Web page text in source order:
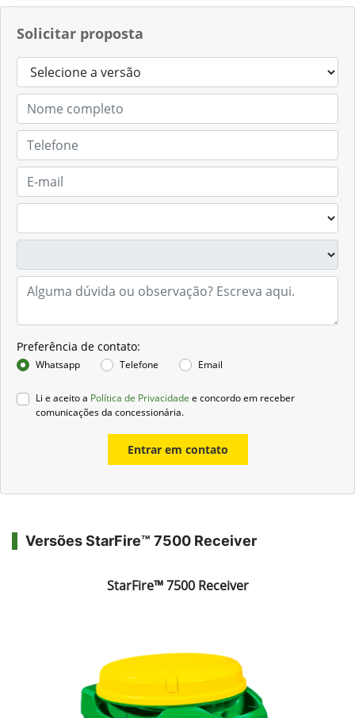
Solicitar proposta
Preferência de contato:
Whatsapp Telefone Email
Li e aceito a Política de Privacidade e concordo em receber
comunicações da concessionária.
Entrar em contato
Versões StarFire™ 7500 Receiver
StarFire™ 7500 Receiver